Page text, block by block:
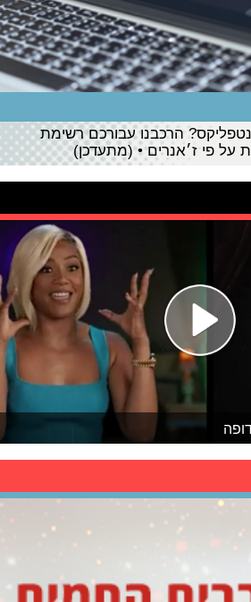
הרכבנו עבורכם רשימת
על פי ז׳אנרים • (מתעדכן)